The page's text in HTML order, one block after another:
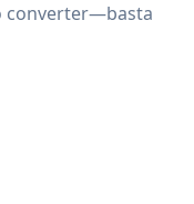
converter—basta